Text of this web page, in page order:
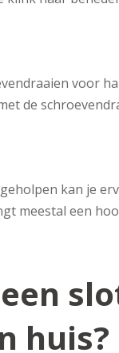
voor
de
kan je
meestal een
huis?